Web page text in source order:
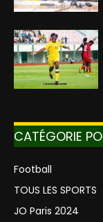
CATÉGORIE
Football
TOUS LES SPORTS
JO Paris 2024